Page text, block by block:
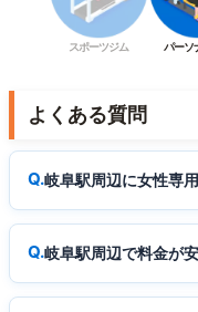
スポーツジム パーソ
よくある質問
岐阜駅周辺に女性専
岐阜駅周辺で料金が